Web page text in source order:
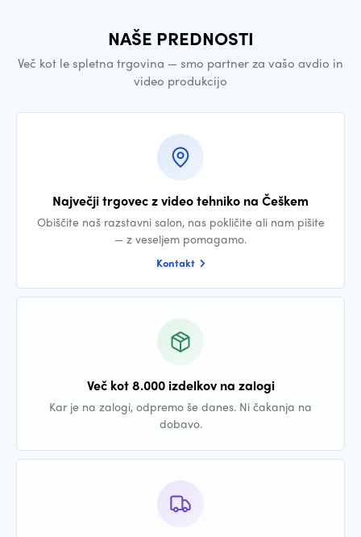
NAŠE PREDNOSTI
Več kot le spletna trgovina — smo partner za vašo avdio in
video produkcijo
Največji trgovec z video tehniko na Češkem
Obiščite naš razstavni salon, nas pokličite ali nam pišite
— z veseljem pomagamo.
Kontakt
Več kot 8.000 izdelkov na zalogi
Kar je na zalogi, odpremo še danes. Ni čakanja na
dobavo.